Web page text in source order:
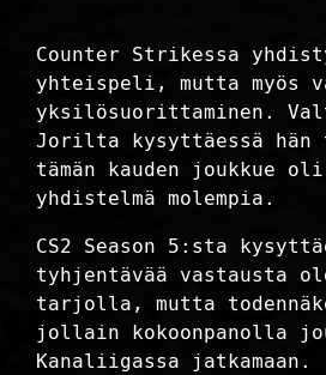
Counter Strikessa
yhteispeli, mutta myös
yksilösuorittaminen.
Jorilta kysyttäessä hän
tämän kauden joukkue
yhdistelmä molempia.
CS2 Season 5:sta
tyhjentävää vastausta
tarjolla, mutta
jollain kokoonpanolla
Kanaliigassa jatkamaan.